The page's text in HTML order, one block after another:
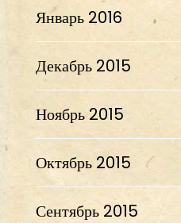
Январь 2016
Декабрь 2015
Ноябрь 2015
Октябрь 2015
Сентябрь 2015